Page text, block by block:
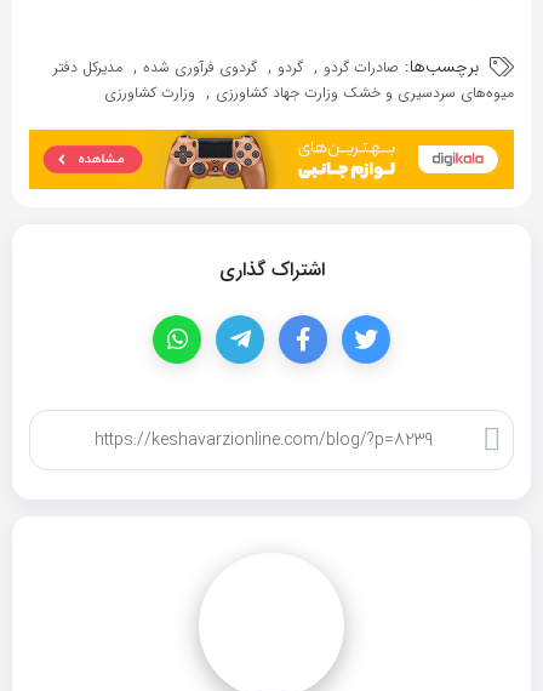
برچسب‌ها: صادرات گردو , گردو , گردوی فرآوری شده , مدیرکل دفتر
میوه‌های سردسیری و خشک وزارت جهاد کشاورزی , وزارت کشاورزی
اشتراک گذاری